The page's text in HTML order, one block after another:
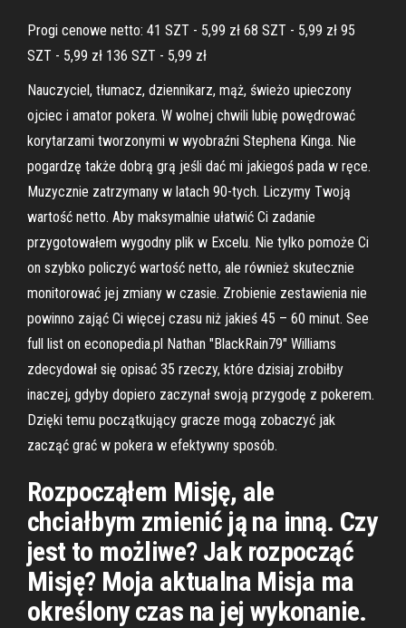
Progi cenowe netto: 41 SZT - 5,99 zł 68 SZT - 5,99 zł 95
SZT - 5,99 zł 136 SZT - 5,99 zł
Nauczyciel, tłumacz, dziennikarz, mąż, świeżo upieczony
ojciec i amator pokera. W wolnej chwili lubię powędrować
korytarzami tworzonymi w wyobraźni Stephena Kinga. Nie
pogardzę także dobrą grą jeśli dać mi jakiegoś pada w ręce.
Muzycznie zatrzymany w latach 90-tych. Liczymy Twoją
wartość netto. Aby maksymalnie ułatwić Ci zadanie
przygotowałem wygodny plik w Excelu. Nie tylko pomoże Ci
on szybko policzyć wartość netto, ale również skutecznie
monitorować jej zmiany w czasie. Zrobienie zestawienia nie
powinno zająć Ci więcej czasu niż jakieś 45 – 60 minut. See
full list on econopedia.pl Nathan "BlackRain79" Williams
zdecydował się opisać 35 rzeczy, które dzisiaj zrobiłby
inaczej, gdyby dopiero zaczynał swoją przygodę z pokerem.
Dzięki temu początkujący gracze mogą zobaczyć jak
zacząć grać w pokera w efektywny sposób.
Rozpocząłem Misję, ale
chciałbym zmienić ją na inną. Czy
jest to możliwe? Jak rozpocząć
Misję? Moja aktualna Misja ma
określony czas na jej wykonanie.